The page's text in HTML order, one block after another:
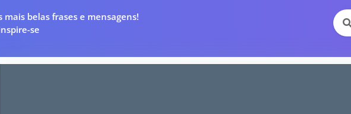
mais belas frases e mensagens!
se